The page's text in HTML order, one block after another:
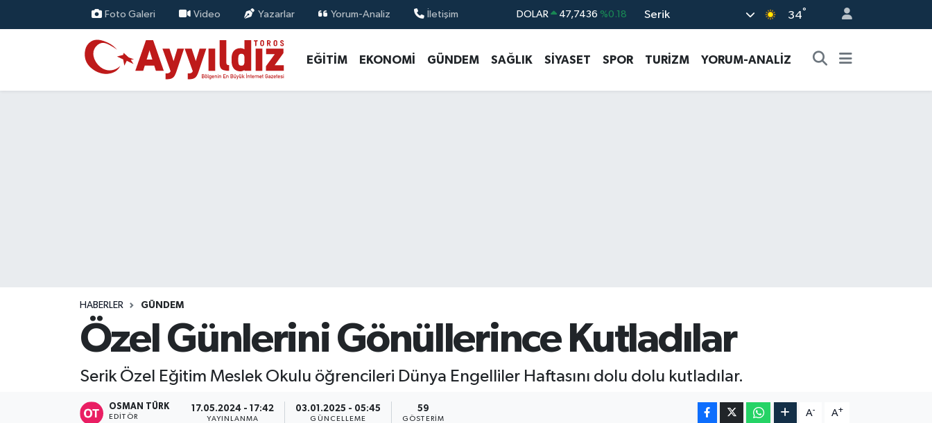
Foto Galeri Video Yazarlar Yorum-Analiz İletişim DOLAR 47,7436 %0.18
STERLİN 64,4811 %0.38
GRAM ALTIN 6660.55 %0.03
Serik 34°
EĞİTİM EKONOMİ GÜNDEM SAĞLIK SİYASET SPOR TURİZM YORUM-ANALİZ
HABERLER GÜNDEM
Özel Günlerini Gönüllerince Kutladılar
Serik Özel Eğitim Meslek Okulu öğrencileri Dünya Engelliler Haftasını dolu dolu kutladılar.
OSMAN TÜRK
EDITÖR
17.05.2024 - 17:42
YAYINLANMA
03.01.2025 - 05:45
GÜNCELLEME
59
GÖSTERIM
A- A+